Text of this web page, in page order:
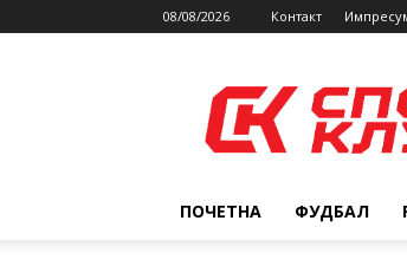
08/08/2026 Контакт
ПОЧЕТНА ФУДБАЛ